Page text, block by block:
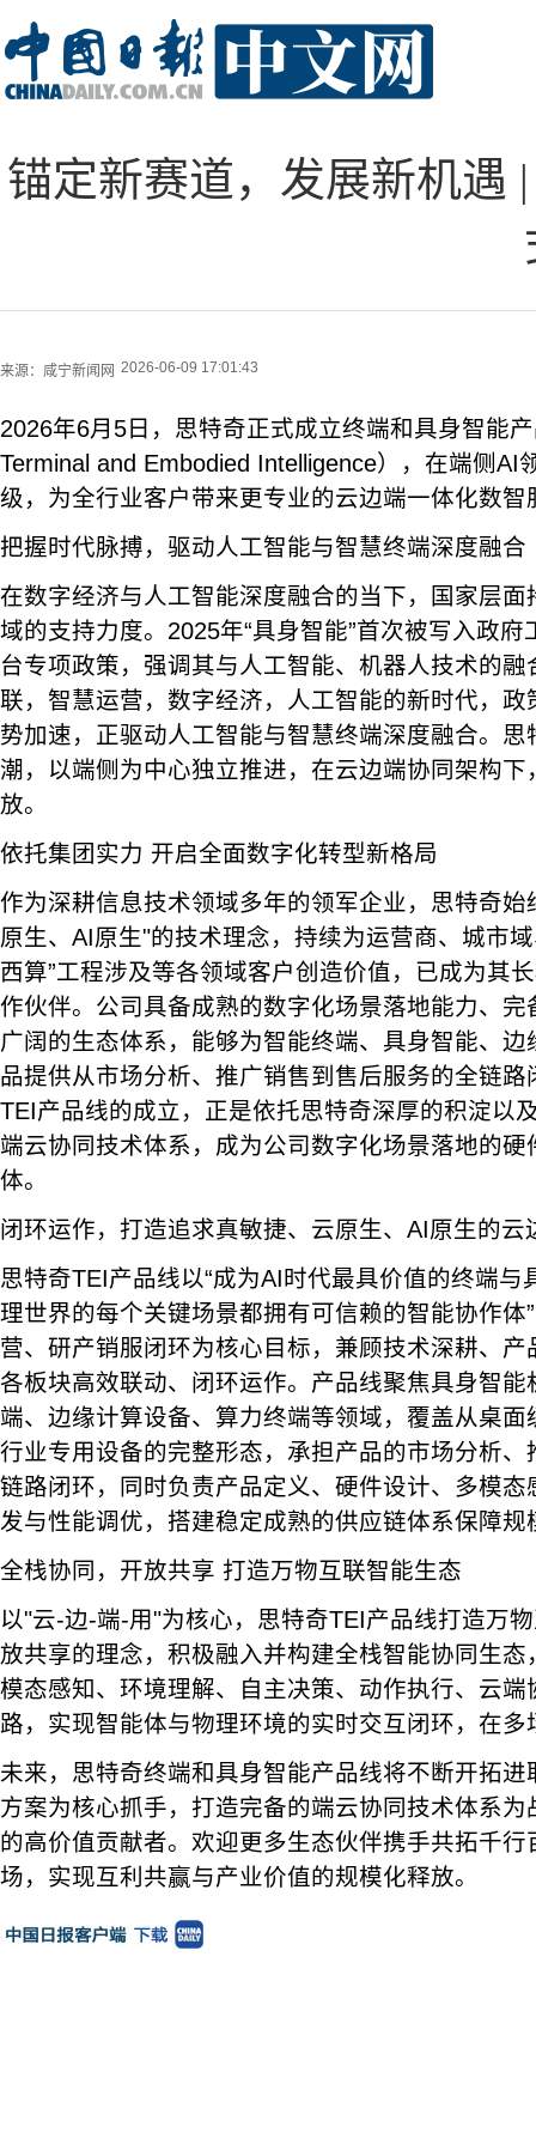
锚定新赛道，发展新机遇
来源： 咸宁新闻网 2026-06-09 17:01:43
2026年6月5日，思特奇正式成立终端和具身智能
Terminal and Embodied Intelligence），在端侧AI
级，为全行业客户带来更专业的云边端一体化数智
把握时代脉搏，驱动人工智能与智慧终端深度融合
在数字经济与人工智能深度融合的当下，国家层
域的支持力度。2025年“具身智能”首次被写入政
台专项政策，强调其与人工智能、机器人技术的
联，智慧运营，数字经济，人工智能的新时代，
势加速，正驱动人工智能与智慧终端深度融合。
潮，以端侧为中心独立推进，在云边端协同架构
放。
依托集团实力 开启全面数字化转型新格局
作为深耕信息技术领域多年的领军企业，思特奇
原生、AI原生"的技术理念，持续为运营商、城市
西算”工程涉及等各领域客户创造价值，已成为其
作伙伴。公司具备成熟的数字化场景落地能力、
广阔的生态体系，能够为智能终端、具身智能、
品提供从市场分析、推广销售到售后服务的全链
TEI产品线的成立，正是依托思特奇深厚的积淀以
端云协同技术体系，成为公司数字化场景落地的
体。
闭环运作，打造追求真敏捷、云原生、AI原生的云
思特奇TEI产品线以“成为AI时代最具价值的终端与
理世界的每个关键场景都拥有可信赖的智能协作体
营、研产销服闭环为核心目标，兼顾技术深耕、
各板块高效联动、闭环运作。产品线聚焦具身智能
端、边缘计算设备、算力终端等领域，覆盖从桌
行业专用设备的完整形态，承担产品的市场分析
链路闭环，同时负责产品定义、硬件设计、多模
发与性能调优，搭建稳定成熟的供应链体系保障规
全栈协同，开放共享 打造万物互联智能生态
以"云-边-端-用"为核心，思特奇TEI产品线打造万
放共享的理念，积极融入并构建全栈智能协同生
模态感知、环境理解、自主决策、动作执行、云端
路，实现智能体与物理环境的实时交互闭环，在多
未来，思特奇终端和具身智能产品线将不断开拓
方案为核心抓手，打造完备的端云协同技术体系
的高价值贡献者。欢迎更多生态伙伴携手共拓千
场，实现互利共赢与产业价值的规模化释放。